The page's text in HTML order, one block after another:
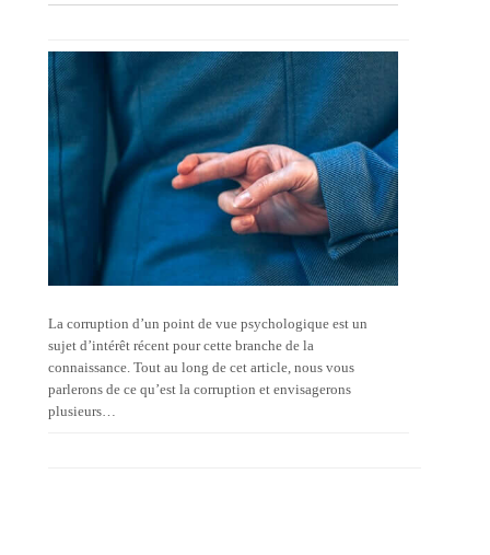
La corruption d’un point de vue psychologique est un
sujet d’intérêt récent pour cette branche de la
connaissance. Tout au long de cet article, nous vous
parlerons de ce qu’est la corruption et envisagerons
plusieurs…